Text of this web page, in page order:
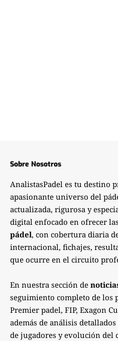
Sobre Nosotros
AnalistasPadel es tu destino
apasionante universo del
actualizada, rigurosa y
digital enfocado en ofrecer
pádel, con cobertura diaria
internacional, fichajes,
que ocurre en el circuito
En nuestra sección de
seguimiento completo de los
Premier padel, FIP, Exagon
además de análisis
de jugadores y evolución del